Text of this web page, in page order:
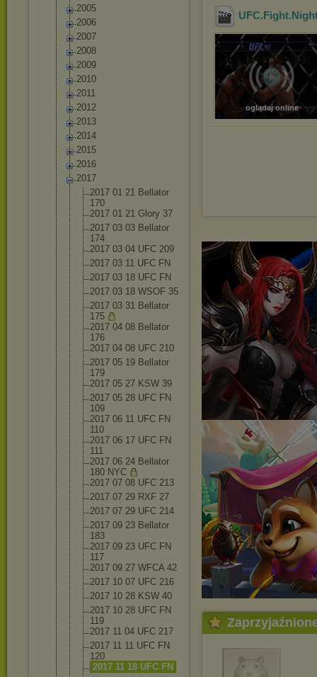
2005
2006
2007
2008
2009
2010
2011
2012
2013
2014
2015
2016
2017
2017 01 21 Bellator
170
2017 01 21 Glory 37
2017 03 03 Bellator
174
2017 03 04 UFC 209
2017 03 11 UFC FN
2017 03 18 UFC FN
2017 03 18 WSOF 35
2017 03 31 Bellator
175
2017 04 08 Bellator
176
2017 04 08 UFC 210
2017 05 19 Bellator
179
2017 05 27 KSW 39
2017 05 28 UFC FN
109
2017 06 11 UFC FN
110
2017 06 17 UFC FN
111
2017 06 24 Bellator
180 NYC
2017 07 08 UFC 213
2017 07 29 RXF 27
2017 07 29 UFC 214
2017 09 23 Bellator
183
2017 09 23 UFC FN
117
2017 09 27 WFCA 42
2017 10 07 UFC 216
2017 10 28 KSW 40
2017 10 28 UFC FN
119
2017 11 04 UFC 217
2017 11 11 UFC FN
120
2017 11 18 UFC FN
oglądaj online